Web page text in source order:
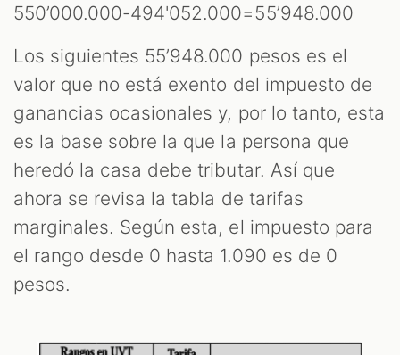
550’000.000-494'052.000=55’948.000
Los siguientes 55’948.000 pesos es el
valor que no está exento del impuesto de
ganancias ocasionales y, por lo tanto, esta
es la base sobre la que la persona que
heredó la casa debe tributar. Así que
ahora se revisa la tabla de tarifas
marginales. Según esta, el impuesto para
el rango desde 0 hasta 1.090 es de 0
pesos.